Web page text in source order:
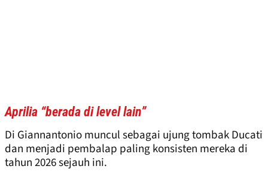
Aprilia “berada di level lain”
Di Giannantonio muncul sebagai ujung tombak Ducati
dan menjadi pembalap paling konsisten mereka di
tahun 2026 sejauh ini.